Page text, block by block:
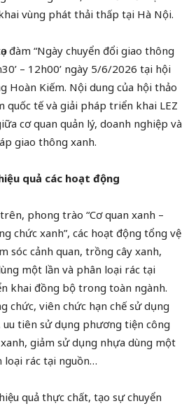
vùng phát thải thấp tại Hà Nội.
đàm “Ngày chuyển đổi giao thông
– 12h00’ ngày 5/6/2026 tại hội
Hoàn Kiếm. Nội dung của hội thảo
quốc tế và giải pháp triển khai LEZ
cơ quan quản lý, doanh nghiệp và
giao thông xanh.
quả các hoạt động
phong trào “Cơ quan xanh –
chức xanh”, các hoạt động tổng vệ
sóc cảnh quan, trồng cây xanh,
một lần và phân loại rác tại
khai đồng bộ trong toàn ngành.
chức, viên chức hạn chế sử dụng
tiên sử dụng phương tiện công
giảm sử dụng nhựa dùng một
loại rác tại nguồn…
quả thực chất, tạo sự chuyển